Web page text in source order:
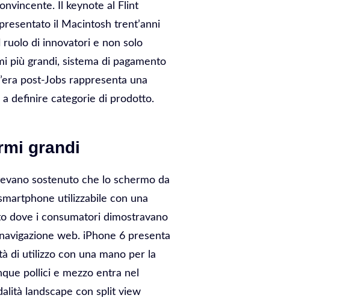
Il keynote al Flint
il Macintosh trent’anni
ruolo di innovatori e non solo
più grandi, sistema di pagamento
post-Jobs rappresenta una
a definire categorie di prodotto.
grandi
sostenuto che lo schermo da
utilizzabile con una
dove i consumatori dimostravano
web. iPhone 6 presenta
di utilizzo con una mano per la
pollici e mezzo entra nel
landscape con split view